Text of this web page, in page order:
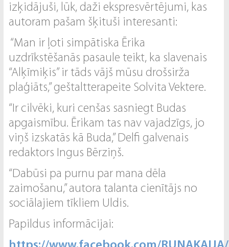
izķidājuši, lūk, daži ekspresvērtējumi, kas
autoram pašam šķituši interesanti:
“Man ir ļoti simpātiska Ērika
uzdrīkstēšanās pasaule teikt, ka slavenais
“Alķīmiķis” ir tāds vājš mūsu drošsirža
plaģiāts,” geštaltterapeite Solvita Vektere.
“Ir cilvēki, kuri cenšas sasniegt Budas
apgaismību. Ērikam tas nav vajadzīgs, jo
viņš izskatās kā Buda,” Delfi galvenais
redaktors Ingus Bērziņš.
“Dabūsi pa purnu par mana dēla
zaimošanu,” autora talanta cienītājs no
sociālajiem tīkliem Uldis.
Papildus informācijai: